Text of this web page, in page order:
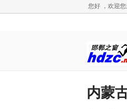
您好 ，欢迎
内蒙